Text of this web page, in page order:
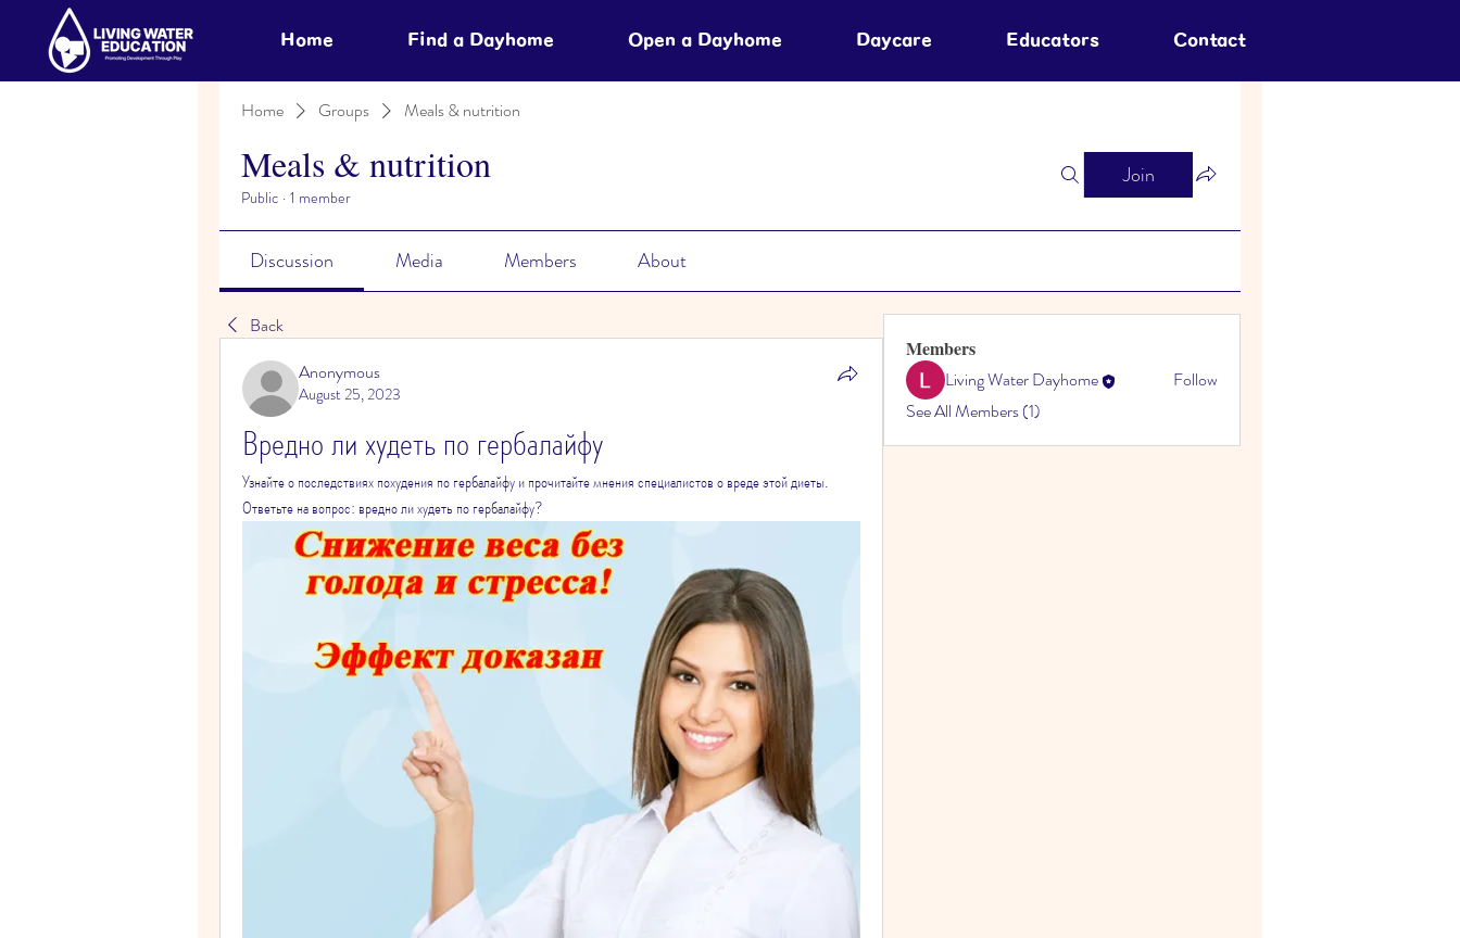
Home Find a Dayhome Open a Dayhome Daycare Educators Contact
Home Groups Meals & nutrition
Meals & nutrition
Public · 1 member
Join
Discussion Media Members About
Back
Anonymous
August 25, 2023
Вредно ли худеть по гербалайфу
Узнайте о последствиях похудения по гербалайфу и прочитайте мнения специалистов о вреде этой диеты.
Ответьте на вопрос: вредно ли худеть по гербалайфу?
Members
Living Water Dayhome
Follow
See All Members (1)